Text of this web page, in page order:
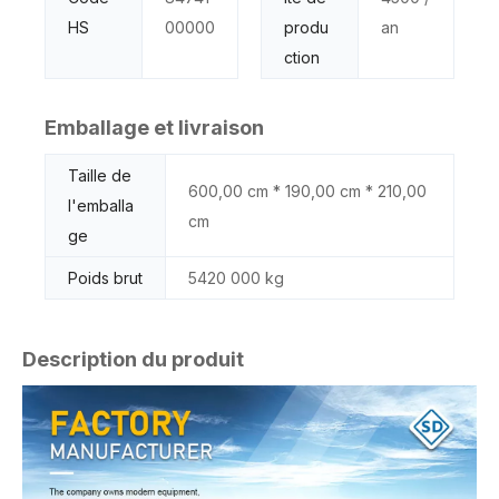
HS
00000
produ
ction
an
Emballage et livraison
Taille de
l'emballa
ge
600,00 cm * 190,00 cm * 210,00
cm
Poids brut 5420 000 kg
Description du produit